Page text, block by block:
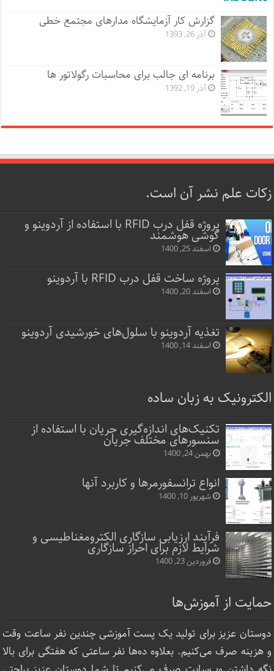
گزارش کار آزمایشگاه مدارهای مجتمع خطی
آذر 26, 1393
برنامه ای جالب برای محاسبات رگولاتور ها
آذر 19, 1392
زکات علم نشر آن است.
پروژه قفل‌ درب RFID با استفاده از آردوینو و
گوشی هوشمند
اسفند 25, 1400
پروژه ساخت قفل‌ درب RFID با آردوینو
اسفند 20, 1400
تغذیه آردوینو با سلول‌های خورشیدی آردوینو
اسفند 14, 1400
الکترونیک به زبان ساده
تکنیک‌های اندازه‌گیری جریان با استفاده از
سنسورهای مختلف جریان
بهمن 24, 1400
انواع ترانسفورمرها و کاربرد آنها
شهریور 10, 1400
فرآیند ارزیابی سازگاری الکترومغناطیسی و
شرایط لازم برای احراز سازگاری
فروردین 23, 1400
حمایت از آموزش‌ها
دوستان عزیز برای تولید یک پست آموزشی چندین نفر ساعت‌ وقت
و هزینه صرف می‌کنیم. بعلاوه ده‌ها نفر ساعتی که هفتگی برای بالا